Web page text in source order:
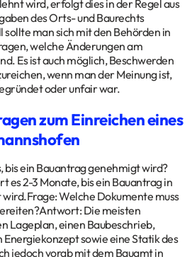
wird, erfolgt dies in der Regel aus
des Orts- und Baurechts
man sich mit den Behörden in
welche Änderungen am
Es ist auch möglich, Beschwerden
wenn man der Meinung ist,
oder unfair war.
zum Einreichen eines
bis ein Bauantrag genehmigt wird?
es 2-3 Monate, bis ein Bauantrag in
Welche Dokumente muss
Die meisten
Lageplan, einen Baubeschrieb,
sowie eine Statik des
jedoch vorab mit dem Bauamt in